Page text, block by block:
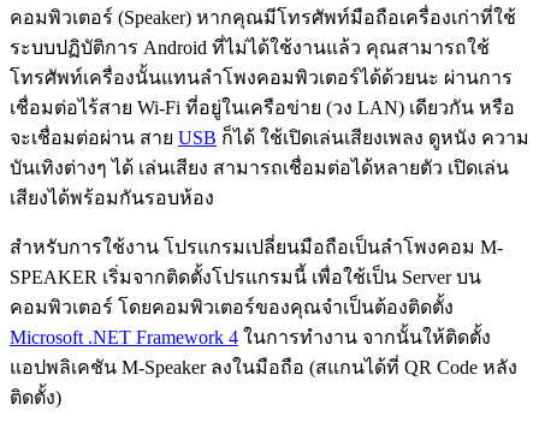
คอมพิวเตอร์ (Speaker) หากคุณมีโทรศัพท์มือถือเครื่องเก่าที่ใช้
ระบบปฏิบัติการ Android ที่ไม่ได้ใช้งานแล้ว คุณสามารถใช้
โทรศัพท์เครื่องนั้นแทนลำโพงคอมพิวเตอร์ได้ด้วยนะ ผ่านการ
เชื่อมต่อไร้สาย Wi-Fi ที่อยู่ในเครือข่าย (วง LAN) เดียวกัน หรือ
จะเชื่อมต่อผ่าน สาย USB ก็ได้ ใช้เปิดเล่นเสียงเพลง ดูหนัง ความ
บันเทิงต่างๆ ได้ เล่นเสียง สามารถเชื่อมต่อได้หลายตัว เปิดเล่น
เสียงได้พร้อมกันรอบห้อง
สำหรับการใช้งาน โปรแกรมเปลี่ยนมือถือเป็นลำโพงคอม M-
SPEAKER เริ่มจากติดตั้งโปรแกรมนี้ เพื่อใช้เป็น Server บน
คอมพิวเตอร์ โดยคอมพิวเตอร์ของคุณจำเป็นต้องติดตั้ง
Microsoft .NET Framework 4 ในการทำงาน จากนั้นให้ติดตั้ง
แอปพลิเคชัน M-Speaker ลงในมือถือ (สแกนได้ที่ QR Code หลัง
ติดตั้ง)